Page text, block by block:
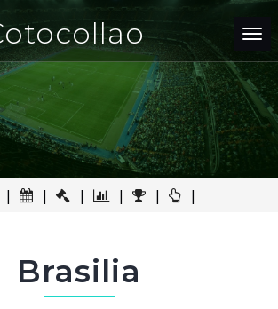
| | | | | |
Brasilia